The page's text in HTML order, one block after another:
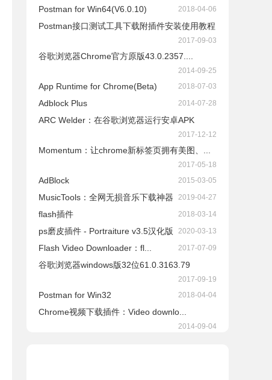
Postman for Win64(V6.0.10) 2018-04-06
Postman接口测试工具下载附插件安装使用教程
2017-09-03
谷歌浏览器Chrome官方原版43.0.2357....
2014-09-25
App Runtime for Chrome(Beta) 2018-07-03
Adblock Plus 2014-07-28
ARC Welder：在谷歌浏览器运行安卓APK
2017-12-12
Momentum：让chrome新标签页拥有美图、...
2017-05-18
AdBlock 2015-03-05
​MusicTools：全网无损音乐下载神器 2019-04-27
flash插件 2018-03-14
ps磨皮插件 - Portraiture v3.5汉化版 2020-03-13
Flash Video Downloader：fl... 2017-07-09
谷歌浏览器windows版32位61.0.3163.79
2017-09-19
Postman for Win32 2018-04-04
Chrome视频下载插件：Video downlo...
2014-09-04